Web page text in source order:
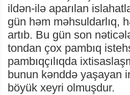
ildən-ilə aparılan
gün həm məhsuldarlıq,
artıb. Bu gün son
tondan çox pambıq
pambıqçılıqda
bunun kənddə yaşayan
böyük xeyri olmuşdur.